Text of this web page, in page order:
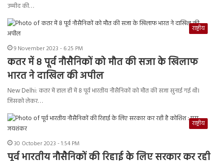
उम्मीद की…
राष्ट्रीय
9 November 2023 - 6:25 PM
कतर में 8 पूर्व नौसैनिकों को मौत की सजा के खिलाफ
भारत ने दाखिल की अपील
New Delhi: कतर में हाल ही में 8 पूर्व भारतीय नौसैनिकों को मौत की सजा सुनाई गई थी।
जिसको लेकर…
राष्ट्रीय
30 October 2023 - 1:54 PM
पूर्व भारतीय नौसैनिकों की रिहाई के लिए सरकार कर रही